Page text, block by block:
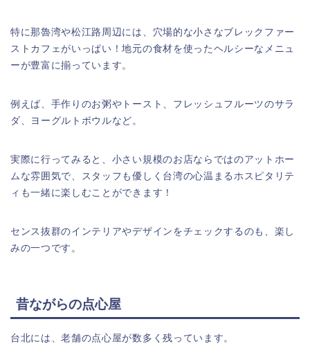
特に那魯湾や松江路周辺には、穴場的な小さなブレックファー
ストカフェがいっぱい！地元の食材を使ったヘルシーなメニュ
ーが豊富に揃っています。
例えば、手作りのお粥やトースト、フレッシュフルーツのサラ
ダ、ヨーグルトボウルなど。
実際に行ってみると、小さい規模のお店ならではのアットホー
ムな雰囲気で、スタッフも優しく台湾の心温まるホスピタリテ
ィも一緒に楽しむことができます！
センス抜群のインテリアやデザインをチェックするのも、楽し
みの一つです。
昔ながらの点心屋
台北には、老舗の点心屋が数多く残っています。